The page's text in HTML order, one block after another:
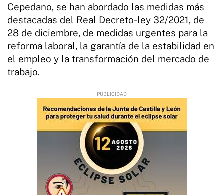
Cepedano, se han abordado las medidas más
destacadas del Real Decreto-ley 32/2021, de
28 de diciembre, de medidas urgentes para la
reforma laboral, la garantía de la estabilidad en
el empleo y la transformación del mercado de
trabajo.